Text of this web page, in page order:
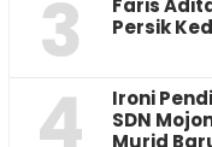
3
Faris
Persik
4
Ironi
SDN
Murid